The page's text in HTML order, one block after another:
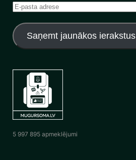
E-
adrese
Saņemt jaunākos ierakstus
5 997 895 apmeklējumi